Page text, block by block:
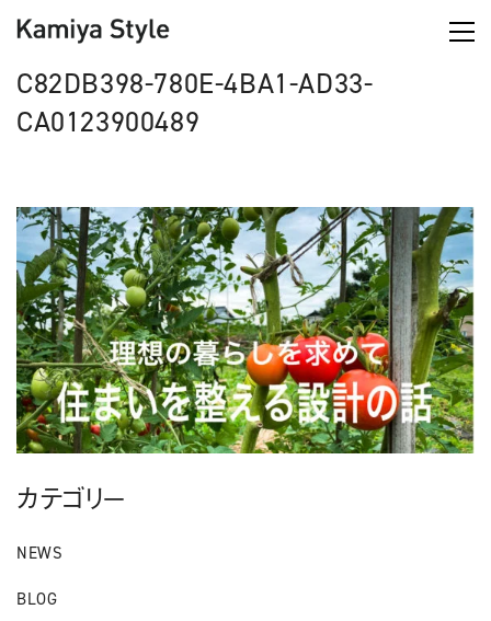
C82DB398-780E-4BA1-AD33-
CA0123900489
カテゴリー
NEWS
BLOG